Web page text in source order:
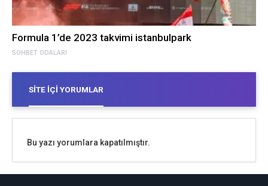
SOHBET ODALARI
Formula 1’de 2023 takvimi istanbulpark
SITE İÇI YORUMLAR
Bu yazı yorumlara kapatılmıştır.